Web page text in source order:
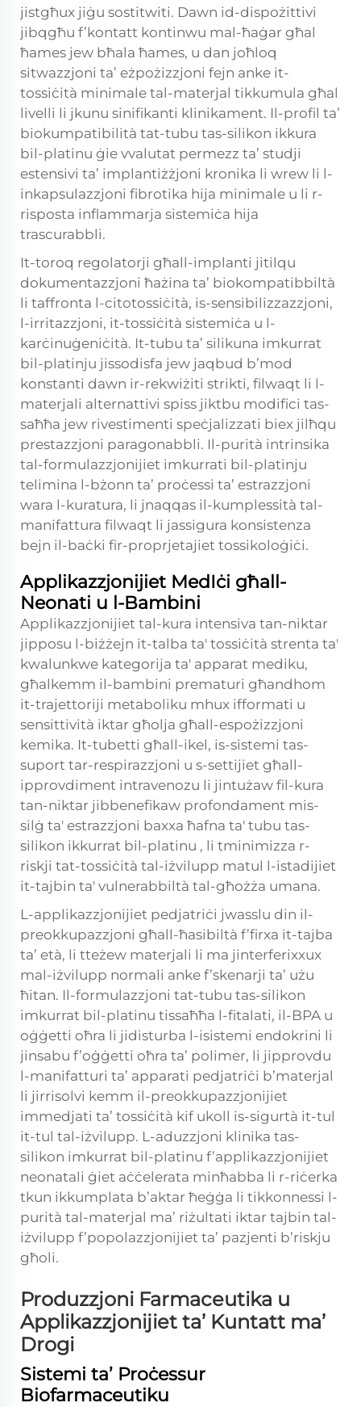
jistgħux jiġu sostitwiti. Dawn id-dispożittivi
jibqgħu f’kontatt kontinwu mal-ħaġar għal
ħames jew bħala ħames, u dan joħloq
sitwazzjoni ta’ eżpożizzjoni fejn anke it-
tossiċità minimale tal-materjal tikkumula għal
livelli li jkunu sinifikanti klinikament. Il-profil ta’
biokumpatibilità tat-tubu tas-silikon ikkura
bil-platinu ġie vvalutat permezz ta’ studji
estensivi ta’ implantiżżjoni kronika li wrew li l-
inkapsulazzjoni fibrotika hija minimale u li r-
risposta inflammarja sistemiċa hija
trascurabbli.
It-toroq regolatorji għall-implanti jitilqu
dokumentazzjoni ħażina ta’ biokompatibbiltà
li taffronta l-citotossiċità, is-sensibilizzazzjoni,
l-irritazzjoni, it-tossiċità sistemiċa u l-
karċinuġeniċità. It-tubu ta’ silikuna imkurrat
bil-platinju jissodisfa jew jaqbud b’mod
konstanti dawn ir-rekwiżiti strikti, filwaqt li l-
materjali alternattivi spiss jiktbu modifici tas-
saħħa jew rivestimenti speċjalizzati biex jilħqu
prestazzjoni paragonabbli. Il-purità intrinsika
tal-formulazzjonijiet imkurrati bil-platinju
telimina l-bżonn ta’ proċessi ta’ estrazzjoni
wara l-kuratura, li jnaqqas il-kumplessità tal-
manifattura filwaqt li jassigura konsistenza
bejn il-baċki fir-proprjetajiet tossikoloġiċi.
Applikazzjonijiet MedIċi għall-
Neonati u l-Bambini
Applikazzjonijiet tal-kura intensiva tan-niktar
jipposu l-biżżejn it-talba ta' tossiċità strenta ta'
kwalunkwe kategorija ta' apparat mediku,
għalkemm il-bambini prematuri għandhom
it-trajettoriji metaboliku mhux ifformati u
sensittività iktar għolja għall-espożizzjoni
kemika. It-tubetti għall-ikel, is-sistemi tas-
suport tar-respirazzjoni u s-settijiet għall-
ipprovdiment intravenozu li jintużaw fil-kura
tan-niktar jibbenefikaw profondament mis-
silġ ta' estrazzjoni baxxa ħafna ta' tubu tas-
silikon ikkurrat bil-platinu , li tminimizza r-
riskji tat-tossiċità tal-iżvilupp matul l-istadijiet
it-tajbin ta' vulnerabbiltà tal-għożża umana.
L-applikazzjonijiet pedjatriċi jwasslu din il-
preokkupazzjoni għall-ħasibiltà f’firxa it-tajba
ta’ età, li tteżew materjali li ma jinterferixxux
mal-iżvilupp normali anke f’skenarji ta’ użu
ħitan. Il-formulazzjoni tat-tubu tas-silikon
imkurrat bil-platinu tissaħħa l-fitalati, il-BPA u
oġġetti oħra li jidisturba l-isistemi endokrini li
jinsabu f’oġġetti oħra ta’ polimer, li jipprovdu
l-manifatturi ta’ apparati pedjatriċi b’materjal
li jirrisolvi kemm il-preokkupazzjonijiet
immedjati ta’ tossiċità kif ukoll is-sigurtà it-tul
it-tul tal-iżvilupp. L-aduzzjoni klinika tas-
silikon imkurrat bil-platinu f’applikazzjonijiet
neonatali ġiet aċċelerata minħabba li r-riċerka
tkun ikkumplata b’aktar ħeġġa li tikkonnessi l-
purità tal-materjal ma’ riżultati iktar tajbin tal-
iżvilupp f’popolazzjonijiet ta’ pazjenti b’riskju
għoli.
Produzzjoni Farmaceutika u
Applikazzjonijiet ta’ Kuntatt ma’
Drogi
Sistemi ta’ Proċessur
Biofarmaceutiku